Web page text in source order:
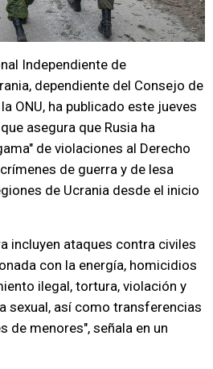
Independiente de
dependiente del Consejo de
ONU, ha publicado este jueves
asegura que Rusia ha
de violaciones al Derecho
de guerra y de lesa
de Ucrania desde el inicio
incluyen ataques contra civiles
con la energía, homicidios
ilegal, tortura, violación y
sexual, así como transferencias
de menores", señala en un